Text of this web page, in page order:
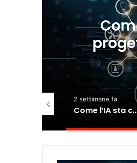
2 settimane fa